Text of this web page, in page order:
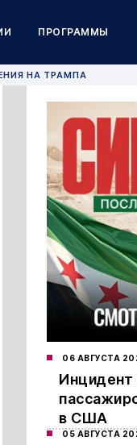
ПРОГРАММЫ
НА ТРАМПА
06 АВГУСТА
Инцидент
в США
05 АВГУСТА